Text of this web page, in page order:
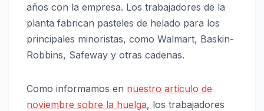
años con la empresa. Los trabajadores de la
planta fabrican pasteles de helado para los
principales minoristas, como Walmart, Baskin-
Robbins, Safeway y otras cadenas.
Como informamos en nuestro artículo de
noviembre sobre la huelga, los trabajadores